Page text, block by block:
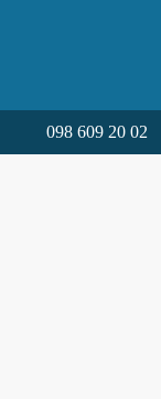
098 609 20 02